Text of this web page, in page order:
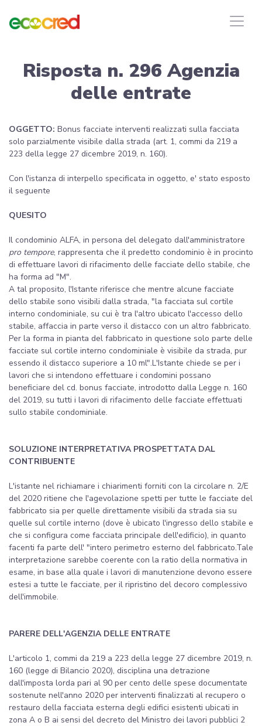
Risposta n. 296 Agenzia
delle entrate
OGGETTO: Bonus facciate interventi realizzati sulla facciata
solo parzialmente visibile dalla strada (art. 1, commi da 219 a
223 della legge 27 dicembre 2019, n. 160).
Con l'istanza di interpello specificata in oggetto, e' stato esposto
il seguente
QUESITO
Il condominio ALFA, in persona del delegato dall'amministratore
pro tempore, rappresenta che il predetto condominio è in procinto
di effettuare lavori di rifacimento delle facciate dello stabile, che
ha forma ad "M".
A tal proposito, l'Istante riferisce che mentre alcune facciate
dello stabile sono visibili dalla strada, "la facciata sul cortile
interno condominiale, su cui è tra l'altro ubicato l'accesso dello
stabile, affaccia in parte verso il distacco con un altro fabbricato.
Per la forma in pianta del fabbricato in questione solo parte delle
facciate sul cortile interno condominiale è visibile da strada, pur
essendo il distacco superiore a 10 ml".L'Istante chiede se per i
lavori che si intendono effettuare i condomini possano
beneficiare del cd. bonus facciate, introdotto dalla Legge n. 160
del 2019, su tutti i lavori di rifacimento delle facciate effettuati
sullo stabile condominiale.
SOLUZIONE INTERPRETATIVA PROSPETTATA DAL
CONTRIBUENTE
L'istante nel richiamare i chiarimenti forniti con la circolare n. 2/E
del 2020 ritiene che l'agevolazione spetti per tutte le facciate del
fabbricato sia per quelle direttamente visibili da strada sia su
quelle sul cortile interno (dove è ubicato l'ingresso dello stabile e
che si configura come facciata principale dell'edificio), in quanto
facenti fa parte dell' "intero perimetro esterno del fabbricato.Tale
interpretazione sarebbe coerente con la ratio della normativa in
esame, in base alla quale i lavori di manutenzione devono essere
estesi a tutte le facciate, per il ripristino del decoro complessivo
dell'immobile.
PARERE DELL'AGENZIA DELLE ENTRATE
L'articolo 1, commi da 219 a 223 della legge 27 dicembre 2019, n.
160 (legge di Bilancio 2020), disciplina una detrazione
dall'imposta lorda pari al 90 per cento delle spese documentate
sostenute nell'anno 2020 per interventi finalizzati al recupero o
restauro della facciata esterna degli edifici esistenti ubicati in
zona A o B ai sensi del decreto del Ministro dei lavori pubblici 2